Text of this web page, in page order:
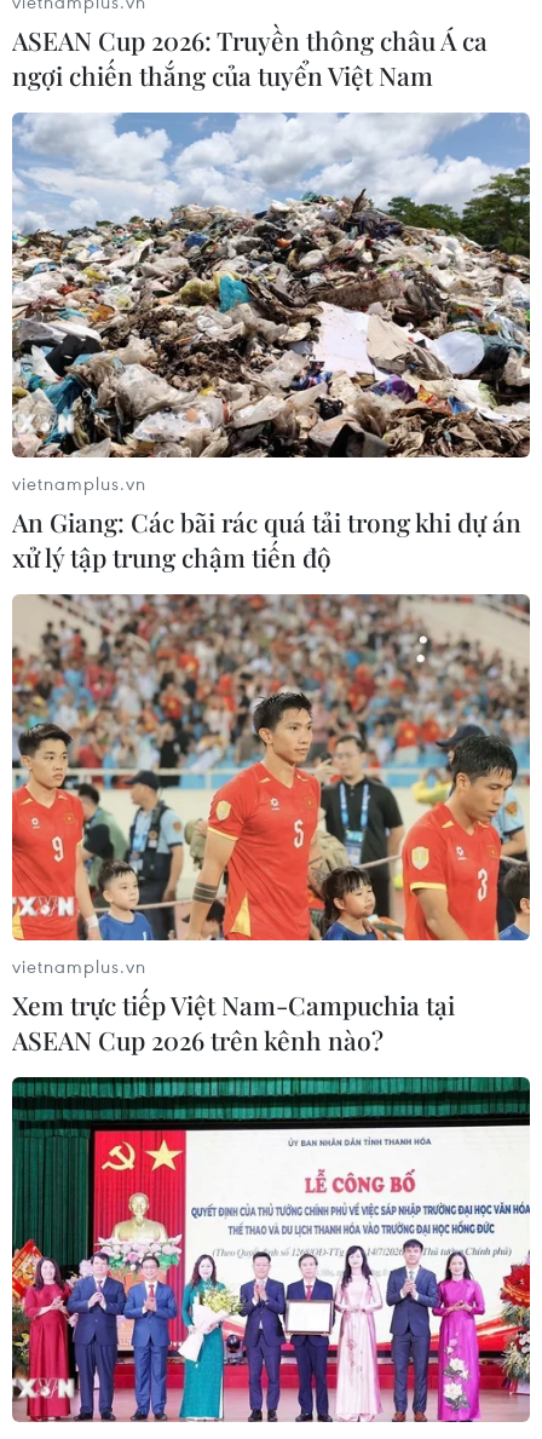
TIN CÙNG CHUYÊN MỤC
Sáp nhập Trường Đại học Văn hóa,
Thể thao và Du lịch Thanh Hóa vào
Trường Đại học Hồng Đức
08/08/2026 06:36
Hà Nội sắp xếp trường học - cuộc
ASEAN Cup 2026: Truyền thông châu Á ca
ngợi chiến thắng của tuyển Việt Nam
vietnamplus.vn
An Giang: Các bãi rác quá tải trong khi dự án
xử lý tập trung chậm tiến độ
vietnamplus.vn
Xem trực tiếp Việt Nam-Campuchia tại
ASEAN Cup 2026 trên kênh nào?